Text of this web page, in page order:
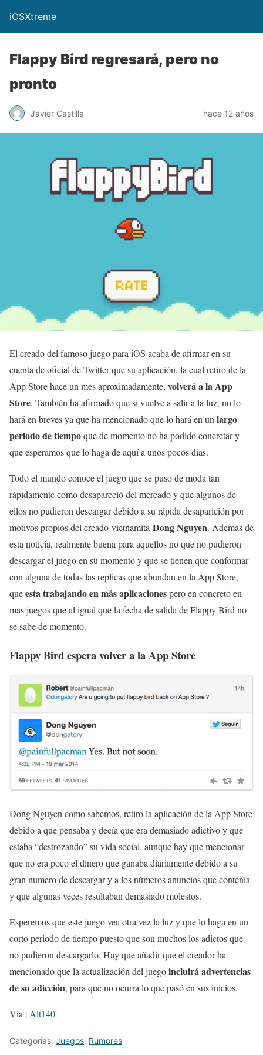
iOSXtreme
Flappy Bird regresará, pero no
pronto
Javier Castilla hace 12 años
El creado del famoso juego para iOS acaba de afirmar en su
cuenta de oficial de Twitter que su aplicación, la cual retiro de la
App Store hace un mes aproximadamente, volverá a la App
Store. También ha afirmado que si vuelve a salir a la luz, no lo
hará en breves ya que ha mencionado que lo hará en un largo
periodo de tiempoque de momento no ha podido concretar y
que esperamos que lo haga de aquí a unos pocos días.
Todo el mundo conoce el juego que se puso de moda tan
rápidamente como desapareció del mercado y que algunos de
ellos no pudieron descargar debido a su rápida desaparición por
motivos propios del creado vietnamita Dong Nguyen. Ademas de
esta noticia, realmente buena para aquellos no que no pudieron
descargar el juego en su momento y que se tienen que conformar
con alguna de todas las replicas que abundan en la App Store,
queesta trabajando en más aplicacionespero en concreto en
mas juegos que al igual que la fecha de salida de Flappy Bird no
se sabe de momento.
Flappy Bird espera volver a la App Store
Dong Nguyen como sabemos, retiro la aplicación de la App Store
debido a que pensaba y decía que era demasiado adictivo y que
estaba “destrozando” su vida social, aunque hay que mencionar
que no era poco el dinero que ganaba diariamente debido a su
gran numero de descargar y a los números anuncios que contenía
y que algunas veces resultaban demasiado molestos.
Esperemos que este juego vea otra vez la luz y que lo haga en un
corto periodo de tiempo puesto que son muchos los adictos que
no pudieron descargarlo. Hay que añadir que el creador ha
mencionado que la actualización del juegoincluirá advertencias
de su adicción, para que no ocurra lo que pasó en sus inicios.
Vía | Alt140
Categorías: Juegos, Rumores